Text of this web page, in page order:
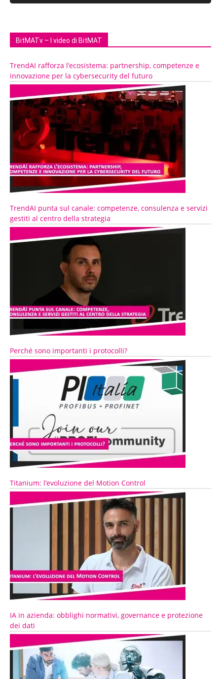
BitMATv – I video di BitMAT
TrendAI rafforza l’ecosistema: partnership, competenze e
innovazione per la cybersecurity del futuro
TrendAI punta sul canale: competenze, consulenza e servizi
gestiti al centro della strategia
Perché sono importanti i protocolli?
Titanium: l’evoluzione del Motion Control
IA in azienda: obblighi normativi, governance e protezione
dei dati